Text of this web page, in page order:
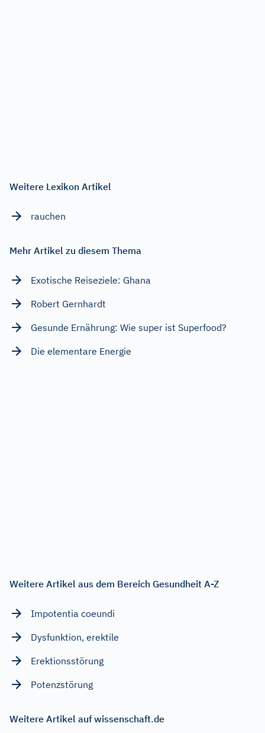
Weitere Lexikon Artikel
rauchen
Mehr Artikel zu diesem Thema
Exotische Reiseziele: Ghana
Robert Gernhardt
Gesunde Ernährung: Wie super ist Superfood?
Die elementare Energie
Weitere Artikel aus dem Bereich Gesundheit A-Z
Impotentia coeundi
Dysfunktion, erektile
Erektionsstörung
Potenzstörung
Weitere Artikel auf wissenschaft.de